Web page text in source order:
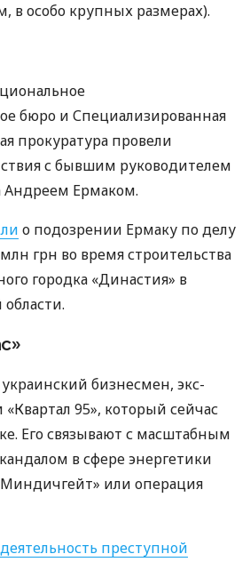
в особо крупных размерах).
бюро и Специализированная
прокуратура провели
с бывшим руководителем
Андреем Ермаком.
о подозрении Ермаку по делу
грн во время строительства
городка «Династия» в
бизнесмен, экс-
95», который сейчас
Его связывают с масштабным
в сфере энергетики
или операция
преступной